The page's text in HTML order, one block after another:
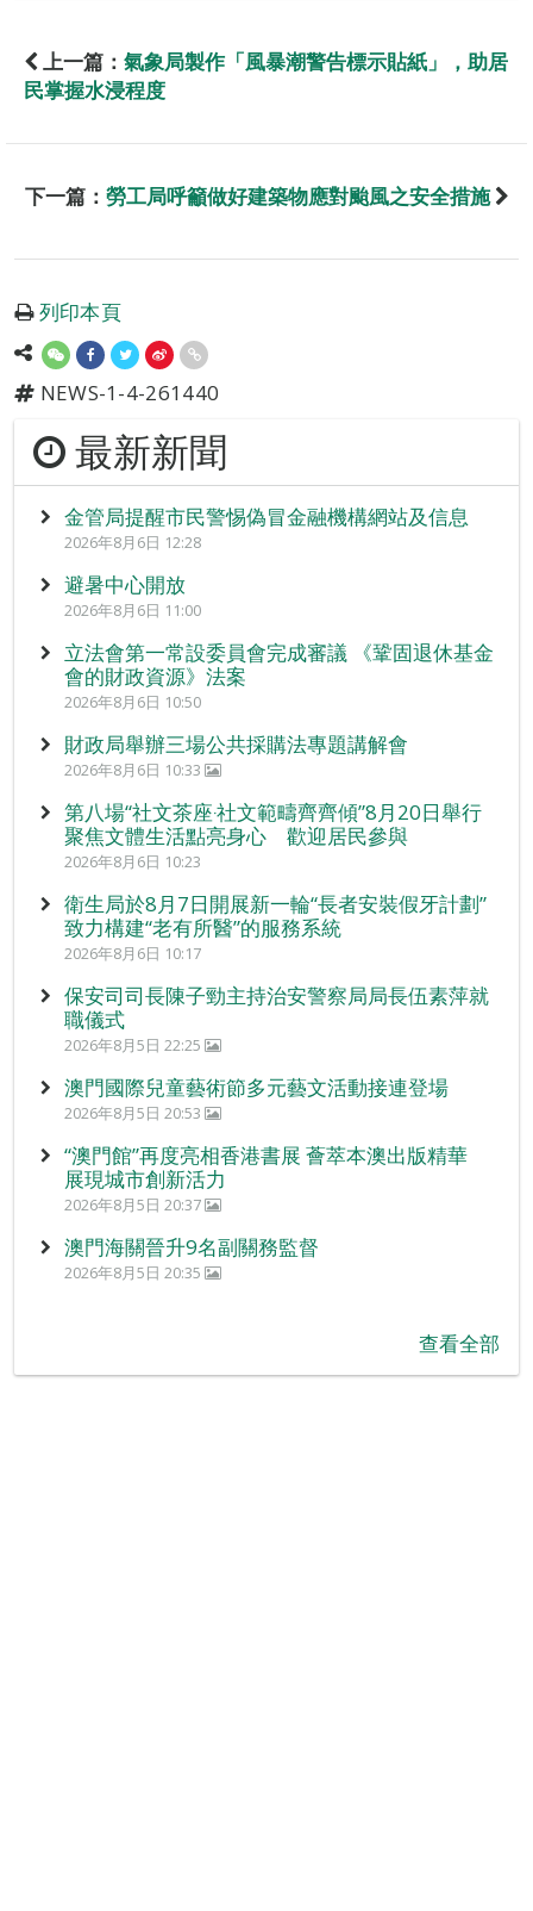
上一篇： 氣象局製作「風暴潮警告標示貼紙」，助居
民掌握水浸程度
下一篇： 勞工局呼籲做好建築物應對颱風之安全措施
列印本頁
NEWS-1-4-261440
最新新聞
金管局提醒市民警惕偽冒金融機構網站及信息
2026年8月6日 12:28
避暑中心開放
2026年8月6日 11:00
立法會第一常設委員會完成審議 《鞏固退休基金
會的財政資源》法案
2026年8月6日 10:50
財政局舉辦三場公共採購法專題講解會
2026年8月6日 10:33
第八場“社文茶座‧社文範疇齊齊傾”8月20日舉行
聚焦文體生活點亮身心 歡迎居民參與
2026年8月6日 10:23
衛生局於8月7日開展新一輪“長者安裝假牙計劃”
致力構建“老有所醫”的服務系統
2026年8月6日 10:17
保安司司長陳子勁主持治安警察局局長伍素萍就
職儀式
2026年8月5日 22:25
澳門國際兒童藝術節多元藝文活動接連登場
2026年8月5日 20:53
“澳門館”再度亮相香港書展 薈萃本澳出版精華
展現城市創新活力
2026年8月5日 20:37
澳門海關晉升9名副關務監督
2026年8月5日 20:35
查看全部